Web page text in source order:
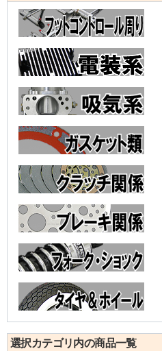
選択カテゴリ内の商品一覧